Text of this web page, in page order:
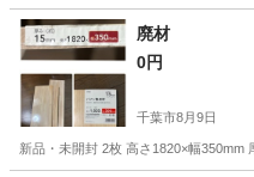
廃材
0円
千葉市8月9日
新品・未開封 2枚 高さ1820×幅350mm